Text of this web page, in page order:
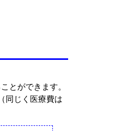
とができます。
同じく医療費は